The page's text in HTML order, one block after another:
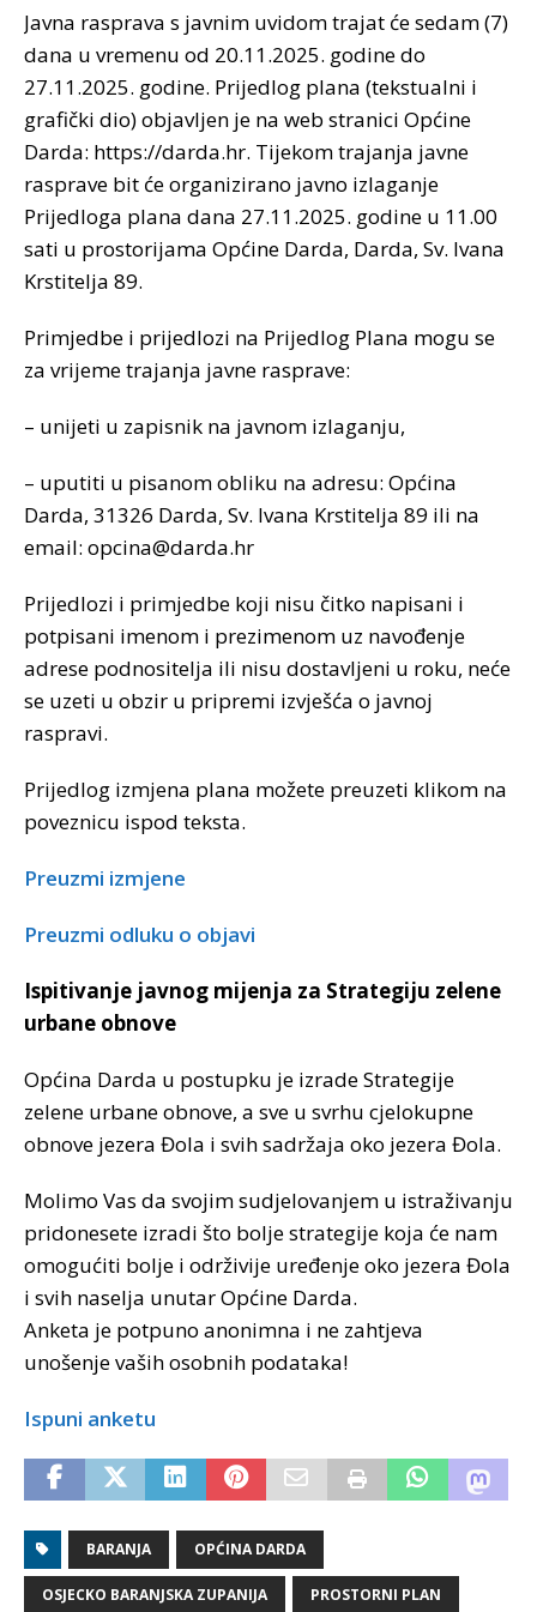
Javna rasprava s javnim uvidom trajat će sedam (7)
dana u vremenu od 20.11.2025. godine do
27.11.2025. godine. Prijedlog plana (tekstualni i
grafički dio) objavljen je na web stranici Općine
Darda: https://darda.hr. Tijekom trajanja javne
rasprave bit će organizirano javno izlaganje
Prijedloga plana dana 27.11.2025. godine u 11.00
sati u prostorijama Općine Darda, Darda, Sv. Ivana
Krstitelja 89.
Primjedbe i prijedlozi na Prijedlog Plana mogu se
za vrijeme trajanja javne rasprave:
– unijeti u zapisnik na javnom izlaganju,
– uputiti u pisanom obliku na adresu: Općina
Darda, 31326 Darda, Sv. Ivana Krstitelja 89 ili na
email: opcina@darda.hr
Prijedlozi i primjedbe koji nisu čitko napisani i
potpisani imenom i prezimenom uz navođenje
adrese podnositelja ili nisu dostavljeni u roku, neće
se uzeti u obzir u pripremi izvješća o javnoj
raspravi.
Prijedlog izmjena plana možete preuzeti klikom na
poveznicu ispod teksta.
Preuzmi izmjene
Preuzmi odluku o objavi
Ispitivanje javnog mijenja za Strategiju zelene
urbane obnove
Općina Darda u postupku je izrade Strategije
zelene urbane obnove, a sve u svrhu cjelokupne
obnove jezera Đola i svih sadržaja oko jezera Đola.
Molimo Vas da svojim sudjelovanjem u istraživanju
pridonesete izradi što bolje strategije koja će nam
omogućiti bolje i održivije uređenje oko jezera Đola
i svih naselja unutar Općine Darda.
Anketa je potpuno anonimna i ne zahtjeva
unošenje vaših osobnih podataka!
Ispuni anketu
BARANJA OPĆINA DARDA
OSJECKO BARANJSKA ZUPANIJA PROSTORNI PLAN